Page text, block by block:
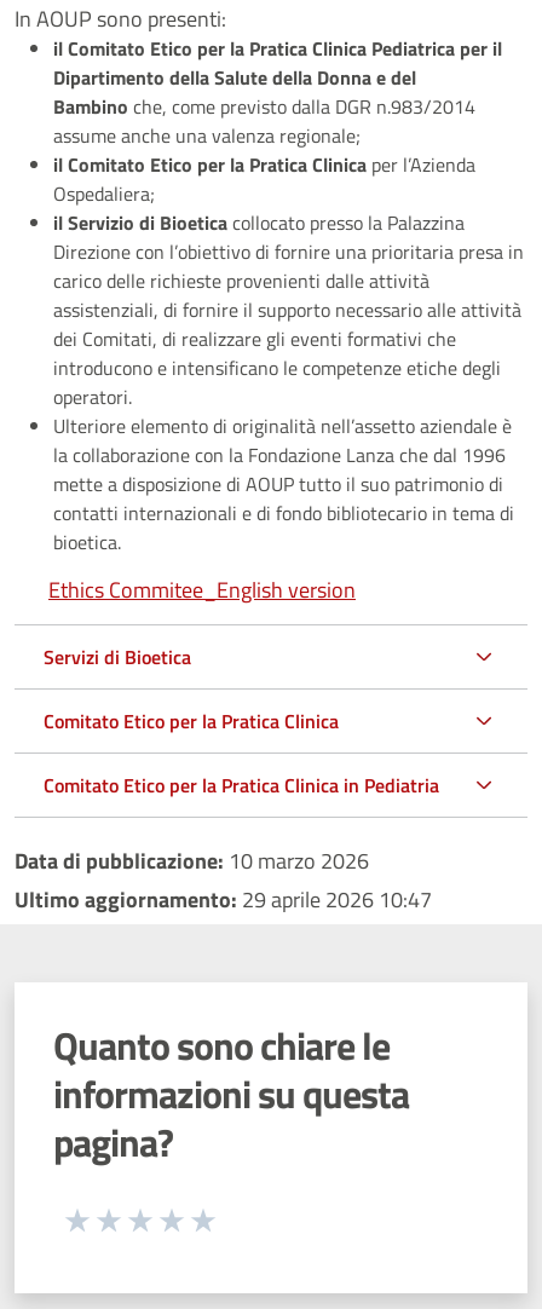
In AOUP sono presenti:
il Comitato Etico per la Pratica Clinica Pediatrica per il
Dipartimento della Salute della Donna e del
Bambino che, come previsto dalla DGR n.983/2014
assume anche una valenza regionale;
il Comitato Etico per la Pratica Clinica per l’Azienda
Ospedaliera;
il Servizio di Bioeticacollocato presso la Palazzina
Direzione con l’obiettivo di fornire una prioritaria presa in
carico delle richieste provenienti dalle attività
assistenziali, di fornire il supporto necessario alle attività
dei Comitati, di realizzare gli eventi formativi che
introducono e intensificano le competenze etiche degli
operatori.
Ulteriore elemento di originalità nell’assetto aziendale è
la collaborazione con la Fondazione Lanza che dal 1996
mette a disposizione di AOUP tutto il suo patrimonio di
contatti internazionali e di fondo bibliotecario in tema di
bioetica.
Ethics Commitee_English version
Servizi di Bioetica
Comitato Etico per la Pratica Clinica
Comitato Etico per la Pratica Clinica in Pediatria
Data di pubblicazione: 10 marzo 2026
Ultimo aggiornamento: 29 aprile 2026 10:47
Quanto sono chiare le
informazioni su questa
pagina?
Seleziona una valutazione da 1 a 5 stelle